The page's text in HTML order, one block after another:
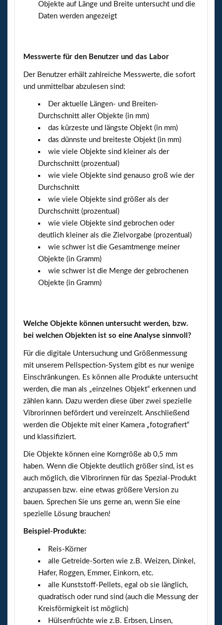
Objekte auf Länge und Breite untersucht und die
Daten werden angezeigt
Messwerte für den Benutzer und das Labor
Der Benutzer erhält zahlreiche Messwerte, die sofort
und unmittelbar abzulesen sind:
Der aktuelle Längen- und Breiten-
Durchschnitt aller Objekte (in mm)
das kürzeste und längste Objekt (in mm)
das dünnste und breiteste Objekt (in mm)
wie viele Objekte sind kleiner als der
Durchschnitt (prozentual)
wie viele Objekte sind genauso groß wie der
Durchschnitt
wie viele Objekte sind größer als der
Durchschnitt (prozentual)
wie viele Objekte sind gebrochen oder
deutlich kleiner als die Zielvorgabe (prozentual)
wie schwer ist die Gesamtmenge meiner
Objekte (in Gramm)
wie schwer ist die Menge der gebrochenen
Objekte (in Gramm)
Welche Objekte können untersucht werden, bzw.
bei welchen Objekten ist so eine Analyse sinnvoll?
Für die digitale Untersuchung und Größenmessung
mit unserem Pellspection-System gibt es nur wenige
Einschränkungen. Es können alle Produkte untersucht
werden, die man als „einzelnes Objekt“ erkennen und
zählen kann. Dazu werden diese über zwei spezielle
Vibrorinnen befördert und vereinzelt. Anschließend
werden die Objekte mit einer Kamera „fotografiert“
und klassifiziert.
Die Objekte können eine Korngröße ab 0,5 mm
haben. Wenn die Objekte deutlich größer sind, ist es
auch möglich, die Vibrorinnen für das Spezial-Produkt
anzupassen bzw. eine etwas größere Version zu
bauen. Sprechen Sie uns gerne an, wenn Sie eine
spezielle Lösung brauchen!
Beispiel-Produkte:
Reis-Körner
alle Getreide-Sorten wie z.B. Weizen, Dinkel,
Hafer, Roggen, Emmer, Einkorn, etc.
alle Kunststoff-Pellets, egal ob sie länglich,
quadratisch oder rund sind (auch die Messung der
Kreisförmigkeit ist möglich)
Hülsenfrüchte wie z.B. Erbsen, Linsen,